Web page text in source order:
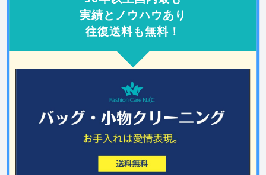
実績とノウハウあり
往復送料も無料！